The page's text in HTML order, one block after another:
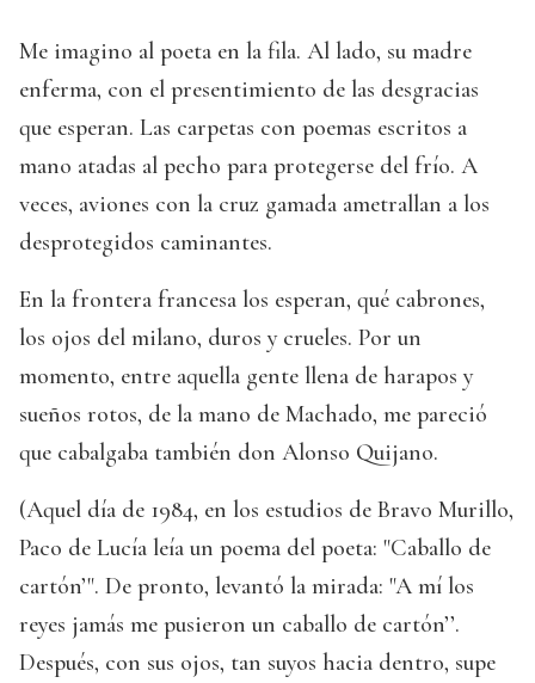
Me imagino al poeta en la fila. Al lado, su madre
enferma, con el presentimiento de las desgracias
que esperan. Las carpetas con poemas escritos a
mano atadas al pecho para protegerse del frío. A
veces, aviones con la cruz gamada ametrallan a los
desprotegidos caminantes.
En la frontera francesa los esperan, qué cabrones,
los ojos del milano, duros y crueles. Por un
momento, entre aquella gente llena de harapos y
sueños rotos, de la mano de Machado, me pareció
que cabalgaba también don Alonso Quijano.
(Aquel día de 1984, en los estudios de Bravo Murillo,
Paco de Lucía leía un poema del poeta: "Caballo de
cartón’". De pronto, levantó la mirada: "A mí los
reyes jamás me pusieron un caballo de cartón’’.
Después, con sus ojos, tan suyos hacia dentro, supe